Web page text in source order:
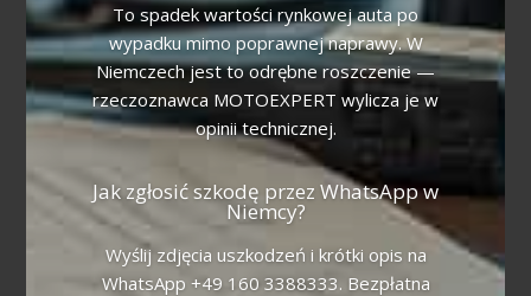
To spadek wartości rynkowej auta po
wypadku mimo poprawnej naprawy. W
Niemczech jest to odrębne roszczenie —
rzeczoznawca MOTOEXPERT wylicza je w
opinii technicznej.
Jak zgłosić szkodę przez WhatsApp w
Niemcy?
Wyślij zdjęcia uszkodzeń i krótki opis na
WhatsApp +49 160 3388333. Bezpłatna